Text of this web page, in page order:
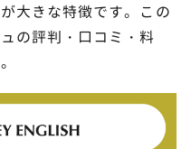
大きな特徴です。この
の評判・口コミ・料